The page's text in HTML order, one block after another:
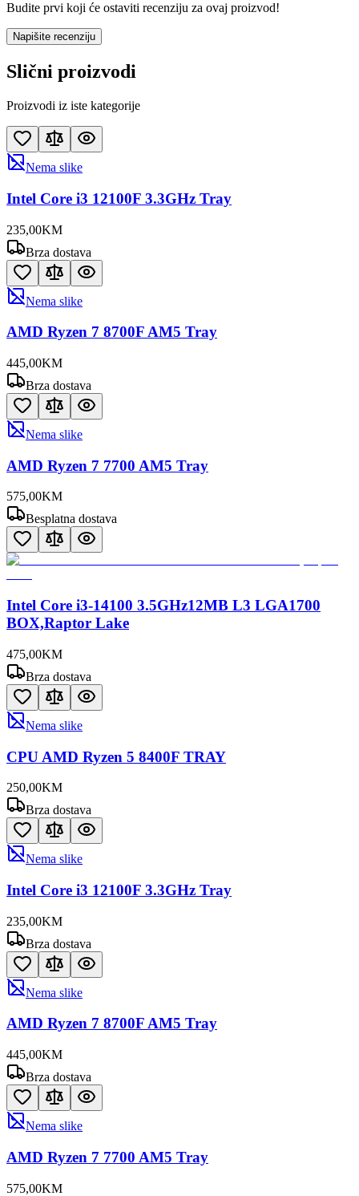
Budite prvi koji će ostaviti recenziju za ovaj proizvod!
Napišite recenziju
Slični proizvodi
Proizvodi iz iste kategorije
Nema slike
Intel Core i3 12100F 3.3GHz Tray
235,00KM
Brza dostava
Nema slike
AMD Ryzen 7 8700F AM5 Tray
445,00KM
Brza dostava
Nema slike
AMD Ryzen 7 7700 AM5 Tray
575,00KM
Besplatna dostava
Intel Core i3-14100 3.5GHz12MB L3 LGA1700
BOX,Raptor Lake
475,00KM
Brza dostava
Nema slike
CPU AMD Ryzen 5 8400F TRAY
250,00KM
Brza dostava
Nema slike
Intel Core i3 12100F 3.3GHz Tray
235,00KM
Brza dostava
Nema slike
AMD Ryzen 7 8700F AM5 Tray
445,00KM
Brza dostava
Nema slike
AMD Ryzen 7 7700 AM5 Tray
575,00KM